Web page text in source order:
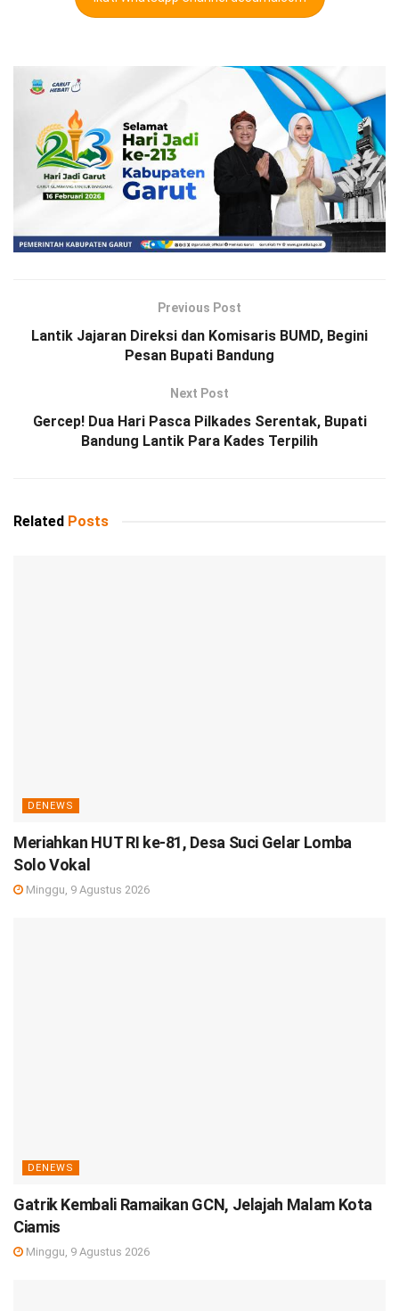
Previous Post
Lantik Jajaran Direksi dan Komisaris BUMD, Begini
Pesan Bupati Bandung
Next Post
Gercep! Dua Hari Pasca Pilkades Serentak, Bupati
Bandung Lantik Para Kades Terpilih
Related Posts
DENEWS
Meriahkan HUT RI ke-81, Desa Suci Gelar Lomba
Solo Vokal
Minggu, 9 Agustus 2026
DENEWS
Gatrik Kembali Ramaikan GCN, Jelajah Malam Kota
Ciamis
Minggu, 9 Agustus 2026